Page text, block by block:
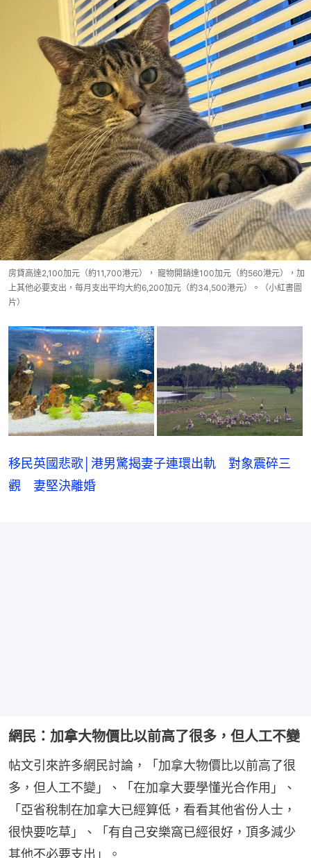
房貸高達2,100加元（約11,700港元）， 寵物開銷達100加元（約560港元），加
上其他必要支出，每月支出平均大約6,200加元（約34,500港元）。（小紅書圖
片）
移民英國悲歌│港男驚揭妻子連環出軌 對象震碎三
觀 妻堅決離婚
網民：加拿大物價比以前高了很多，但人工不變
帖文引來許多網民討論，「加拿大物價比以前高了很
多，但人工不變」、「在加拿大要學懂光合作用」、
「亞省稅制在加拿大已經算低，看看其他省份人士，
很快要吃草」、「有自己安樂窩已經很好，頂多減少
其他不必要支出」。